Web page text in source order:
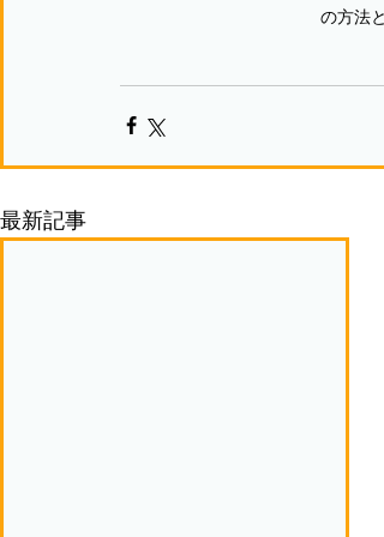
の方法
最新記事